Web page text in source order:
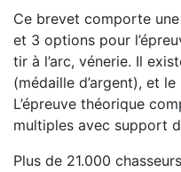
Ce brevet comporte
et 3 options pour
tir à l’arc, vénerie. Il
(médaille d’argent), et
L’épreuve théorique
multiples avec support
Plus de 21.000